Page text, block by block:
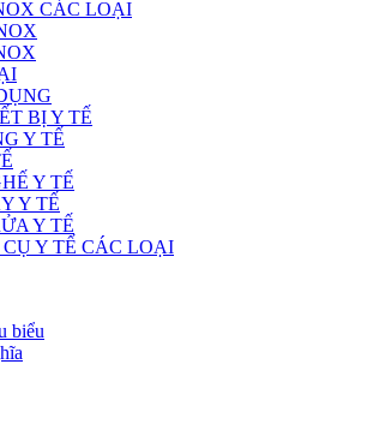
CÁC LOẠI
BỊ Y TẾ
Y TẾ
Y TẾ
Y TẾ
Y TẾ
Y TẾ CÁC LOẠI
biểu